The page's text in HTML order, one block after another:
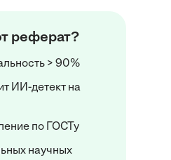
реферат?
> 90%
ИИ-детект на
по ГОСТу
научных